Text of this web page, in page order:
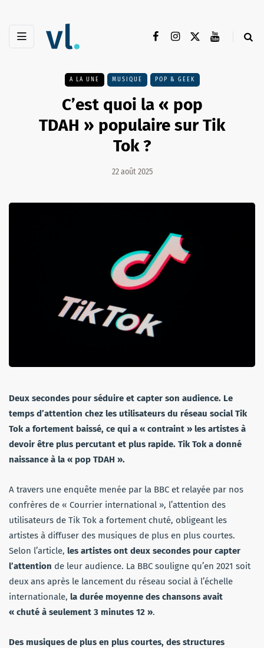
A LA UNE MUSIQUE POP & GEEK
C’est quoi la « pop
TDAH » populaire sur Tik
Tok ?
22 août 2025
Deux secondes pour séduire et capter son audience. Le
temps d’attention chez les utilisateurs du réseau social Tik
Tok a fortement baissé, ce qui a « contraint » les artistes à
devoir être plus percutant et plus rapide. Tik Tok a donné
naissance à la « pop TDAH ».
A travers une enquête menée par la BBC et relayée par nos
confrères de « Courrier international », l’attention des
utilisateurs de Tik Tok a fortement chuté, obligeant les
artistes à diffuser des musiques de plus en plus courtes.
Selon l’article, les artistes ont deux secondes pour capter
l’attention de leur audience. La BBC souligne qu’en 2021 soit
deux ans après le lancement du réseau social à l’échelle
internationale, la durée moyenne des chansons avait
« chuté à seulement 3 minutes 12 ».
Des musiques de plus en plus courtes, des structures